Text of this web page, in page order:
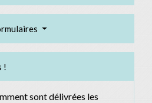
!
sont délivrées les